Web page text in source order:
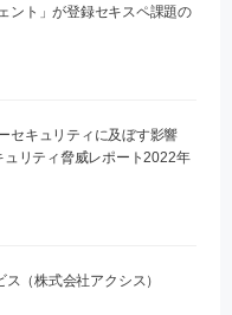
ント」が登録セキスペ課題の
セキュリティに及ぼす影響
リティ脅威レポート2022年
（株式会社アクシス）